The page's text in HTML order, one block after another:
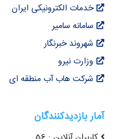
خدمات الکترونیکی ایران
سامانه سامیر
شهروند خبرنگار
وزارت نیرو
شرکت هاب آب منطقه ای
آمار بازدیدکنندگان